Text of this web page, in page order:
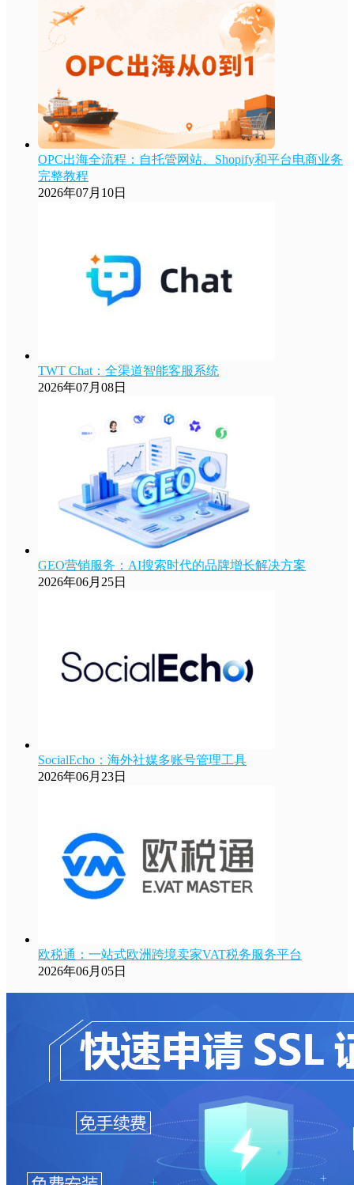
OPC出海全流程：自托管网站、Shopify和平台电商业务
完整教程
2026年07月10日
TWT Chat：全渠道智能客服系统
2026年07月08日
GEO营销服务：AI搜索时代的品牌增长解决方案
2026年06月25日
SocialEcho：海外社媒多账号管理工具
2026年06月23日
欧税通：一站式欧洲跨境卖家VAT税务服务平台
2026年06月05日